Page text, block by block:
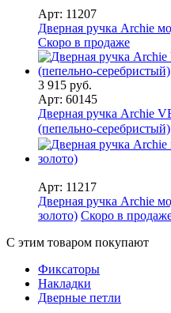
Арт: 11207
Дверная ручка Archie
Скоро в продаже
3 915 руб.
Арт: 60145
Дверная ручка Archie
(пепельно-серебристый)
Арт: 11217
Дверная ручка Archie
золото) Скоро в
С этим товаром покупают
Фиксаторы
Накладки
Дверные петли